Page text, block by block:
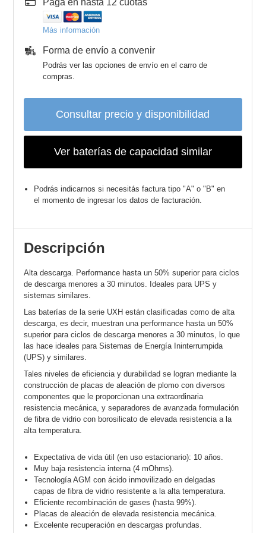
Pagá en hasta 12 cuotas
Más información
Forma de envío a convenir
Podrás ver las opciones de envío en el carro de
compras.
Consultar precio y disponibilidad
Ver baterías de capacidad similar
Podrás indicarnos si necesitás factura tipo "A" o "B" en
el momento de ingresar los datos de facturación.
Descripción
Alta descarga. Performance hasta un 50% superior para ciclos
de descarga menores a 30 minutos. Ideales para UPS y
sistemas similares.
Las baterías de la serie UXH están clasificadas como de alta
descarga, es decir, muestran una performance hasta un 50%
superior para ciclos de descarga menores a 30 minutos, lo que
las hace ideales para Sistemas de Energía Ininterrumpida
(UPS) y similares.
Tales niveles de eficiencia y durabilidad se logran mediante la
construcción de placas de aleación de plomo con diversos
componentes que le proporcionan una extraordinaria
resistencia mecánica, y separadores de avanzada formulación
de fibra de vidrio con borosilicato de elevada resistencia a la
alta temperatura.
Expectativa de vida útil (en uso estacionario): 10 años.
Muy baja resistencia interna (4 mOhms).
Tecnología AGM con ácido inmovilizado en delgadas
capas de fibra de vidrio resistente a la alta temperatura.
Eficiente recombinación de gases (hasta 99%).
Placas de aleación de elevada resistencia mecánica.
Excelente recuperación en descargas profundas.